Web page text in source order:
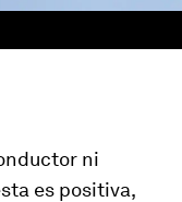
ni
es positiva,